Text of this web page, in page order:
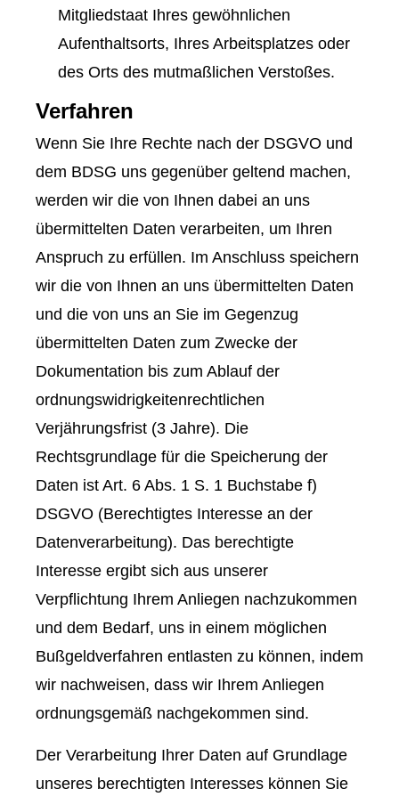
Mitgliedstaat Ihres gewöhnlichen
Aufenthaltsorts, Ihres Arbeitsplatzes oder
des Orts des mutmaßlichen Verstoßes.
Verfahren
Wenn Sie Ihre Rechte nach der DSGVO und
dem BDSG uns gegenüber geltend machen,
werden wir die von Ihnen dabei an uns
übermittelten Daten verarbeiten, um Ihren
Anspruch zu erfüllen. Im Anschluss speichern
wir die von Ihnen an uns übermittelten Daten
und die von uns an Sie im Gegenzug
übermittelten Daten zum Zwecke der
Dokumentation bis zum Ablauf der
ordnungswidrigkeitenrechtlichen
Verjährungsfrist (3 Jahre). Die
Rechtsgrundlage für die Speicherung der
Daten ist Art. 6 Abs. 1 S. 1 Buchstabe f)
DSGVO (Berechtigtes Interesse an der
Datenverarbeitung). Das berechtigte
Interesse ergibt sich aus unserer
Verpflichtung Ihrem Anliegen nachzukommen
und dem Bedarf, uns in einem möglichen
Bußgeldverfahren entlasten zu können, indem
wir nachweisen, dass wir Ihrem Anliegen
ordnungsgemäß nachgekommen sind.
Der Verarbeitung Ihrer Daten auf Grundlage
unseres berechtigten Interesses können Sie